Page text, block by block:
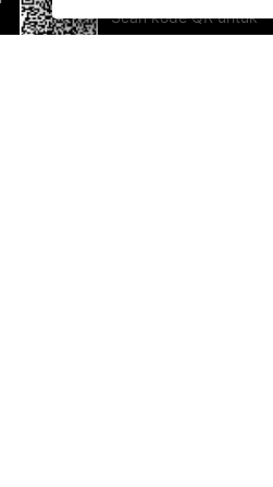
Scan kode QR untuk
mengunduh sekarang!